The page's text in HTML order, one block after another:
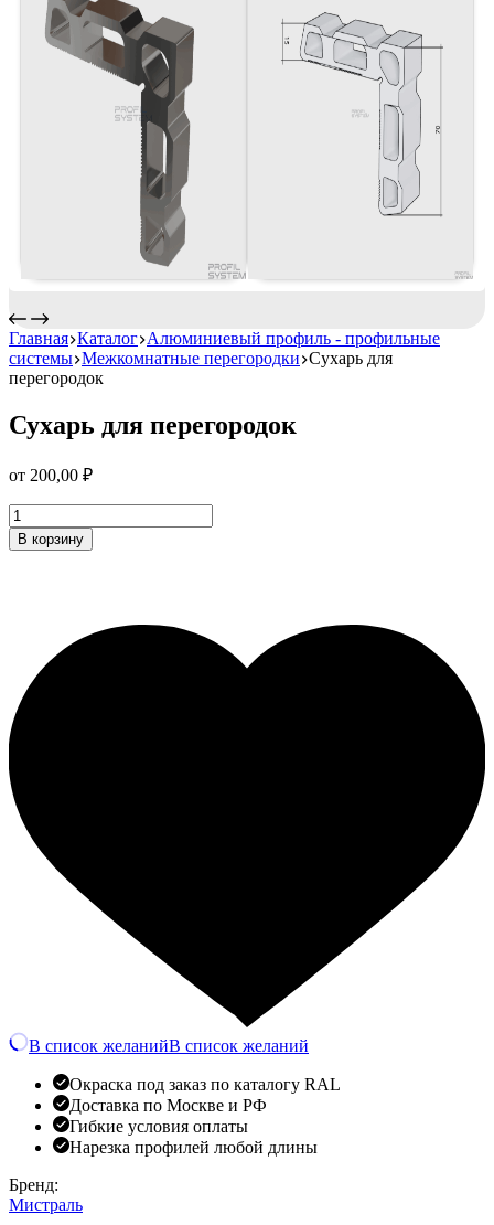
Главная Каталог Алюминиевый профиль - профильные
системы Межкомнатные перегородки Сухарь для
перегородок
Сухарь для перегородок
от 200,00 ₽
Сухарь
для
перегородок
В корзину
В список желанийВ список желаний
Окраска под заказ по каталогу RAL
Доставка по Москве и РФ
Гибкие условия оплаты
Нарезка профилей любой длины
Бренд:
Мистраль